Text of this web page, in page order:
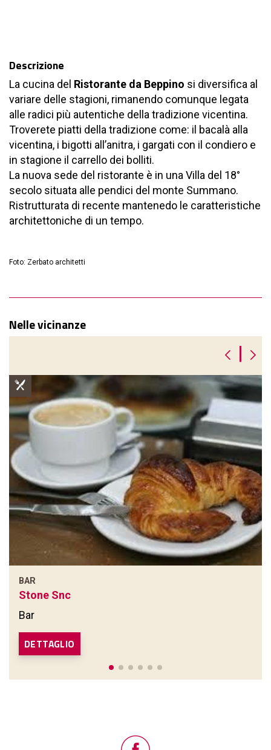
Descrizione
La cucina del Ristorante da Beppino si diversifica al
variare delle stagioni, rimanendo comunque legata
alle radici più autentiche della tradizione vicentina.
Troverete piatti della tradizione come: il bacalà alla
vicentina, i bigotti all’anitra, i gargati con il condiero e
in stagione il carrello dei bolliti.
La nuova sede del ristorante è in una Villa del 18°
secolo situata alle pendici del monte Summano.
Ristrutturata di recente mantenedo le caratteristiche
architettoniche di un tempo.
Foto: Zerbato architetti
Nelle vicinanze
BAR
Stone Snc
Bar
DETTAGLIO
|